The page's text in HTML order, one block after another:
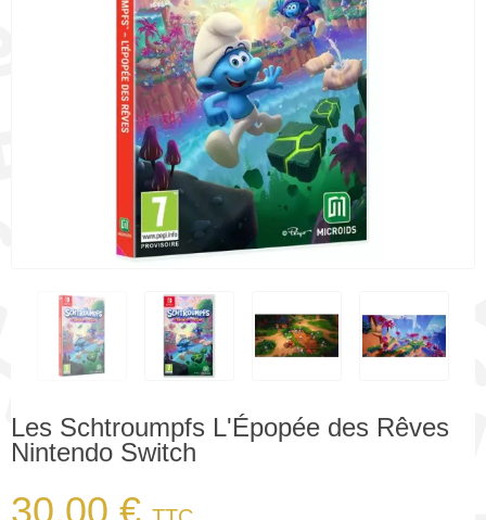
Les Schtroumpfs L'Épopée des Rêves
Nintendo Switch
30,00 €